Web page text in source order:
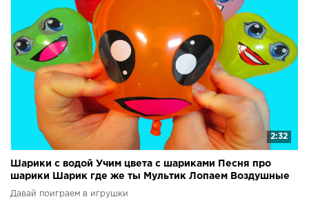
2:32
Шарики с водой Учим цвета с шариками Песня про
шарики Шарик где же ты Мультик Лопаем Воздушные
шары
Давай поиграем в игрушки